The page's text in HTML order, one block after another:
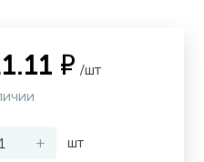
₽ /шт
+ шт